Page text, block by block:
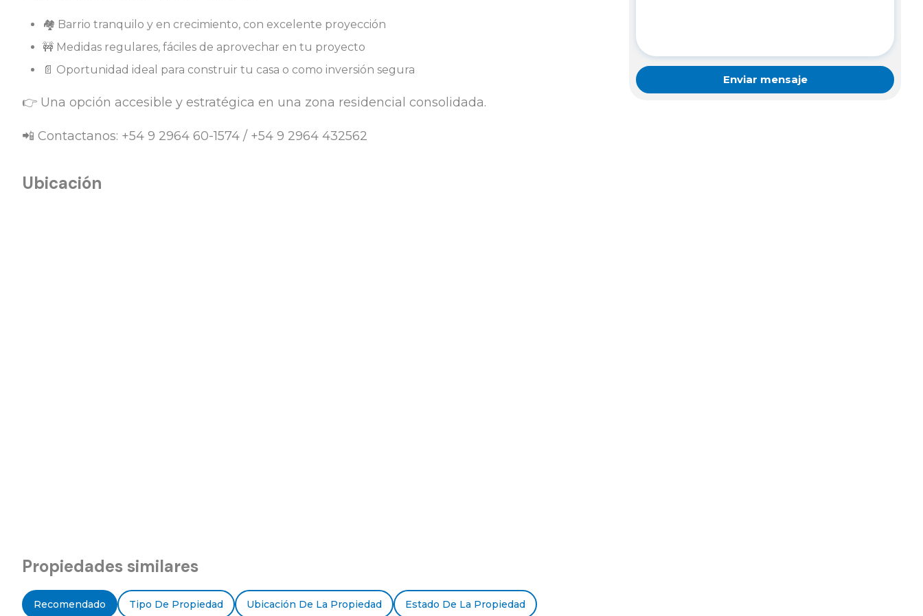
🏘 Barrio tranquilo y en crecimiento, con excelente proyección
🚧 Medidas regulares, fáciles de aprovechar en tu proyecto
📄 Oportunidad ideal para construir tu casa o como inversión segura
👉 Una opción accesible y estratégica en una zona residencial consolidada.
📲 Contactanos: +54 9 2964 60-1574 / +54 9 2964 432562
Ubicación
Propiedades similares
Recomendado Tipo De Propiedad Ubicación De La Propiedad Estado De La Propiedad